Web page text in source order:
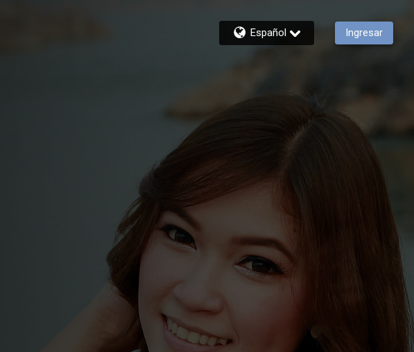
Español Ingresar